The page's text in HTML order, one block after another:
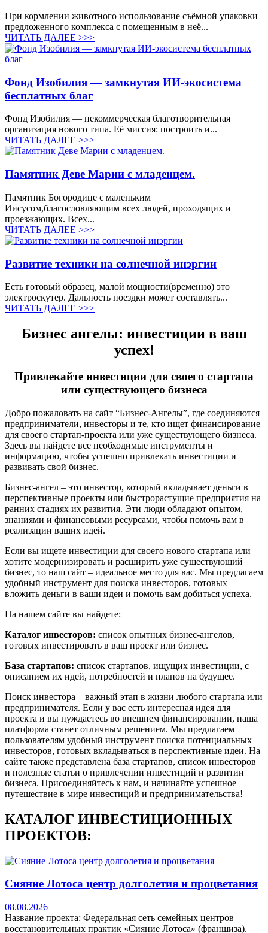
При кормлении животного использование съёмной упаковки
предложенного комплекса с помещенным в неё...
ЧИТАТЬ ДАЛЕЕ >>>
Фонд Изобилия — замкнутая ИИ-экосистема
бесплатных благ
Фонд Изобилия — некоммерческая благотворительная
организация нового типа. Её миссия: построить и...
ЧИТАТЬ ДАЛЕЕ >>>
Памятник Деве Марии с младенцем.
Памятник Богородице с маленьким
Иисусом,благословляющим всех людей, проходящих и
проезжающих. Всех...
ЧИТАТЬ ДАЛЕЕ >>>
Развитие техники на солнечной инэргии
Есть готовый образец, малой мощности(временно) это
электроскутер. Дальность поездки может составлять...
ЧИТАТЬ ДАЛЕЕ >>>
Бизнес ангелы: инвестиции в ваш
успех!
Привлекайте инвестиции для своего стартапа
или существующего бизнеса
Добро пожаловать на сайт “Бизнес-Ангелы”, где соединяются
предприниматели, инвесторы и те, кто ищет финансирование
для своего стартап-проекта или уже существующего бизнеса.
Здесь вы найдете все необходимые инструменты и
информацию, чтобы успешно привлекать инвестиции и
развивать свой бизнес.
Бизнес-ангел – это инвестор, который вкладывает деньги в
перспективные проекты или быстрорастущие предприятия на
ранних стадиях их развития. Эти люди обладают опытом,
знаниями и финансовыми ресурсами, чтобы помочь вам в
реализации ваших идей.
Если вы ищете инвестиции для своего нового стартапа или
хотите модернизировать и расширить уже существующий
бизнес, то наш сайт – идеальное место для вас. Мы предлагаем
удобный инструмент для поиска инвесторов, готовых
вложить деньги в ваши идеи и помочь вам добиться успеха.
На нашем сайте вы найдете:
Каталог инвесторов: список опытных бизнес-ангелов,
готовых инвестировать в ваш проект или бизнес.
База стартапов: список стартапов, ищущих инвестиции, с
описанием их идей, потребностей и планов на будущее.
Поиск инвестора – важный этап в жизни любого стартапа или
предпринимателя. Если у вас есть интересная идея для
проекта и вы нуждаетесь во внешнем финансировании, наша
платформа станет отличным решением. Мы предлагаем
пользователям удобный инструмент поиска потенциальных
инвесторов, готовых вкладываться в перспективные идеи. На
сайте также представлена база стартапов, список инвесторов
и полезные статьи о привлечении инвестиций и развитии
бизнеса. Присоединяйтесь к нам, и начинайте успешное
путешествие в мире инвестиций и предпринимательства!
КАТАЛОГ ИНВЕСТИЦИОННЫХ
ПРОЕКТОВ:
Сияние Лотоса центр долголетия и процветания
08.08.2026
Название проекта: Федеральная сеть семейных центров
восстановительных практик «Сияние Лотоса» (франшиза).